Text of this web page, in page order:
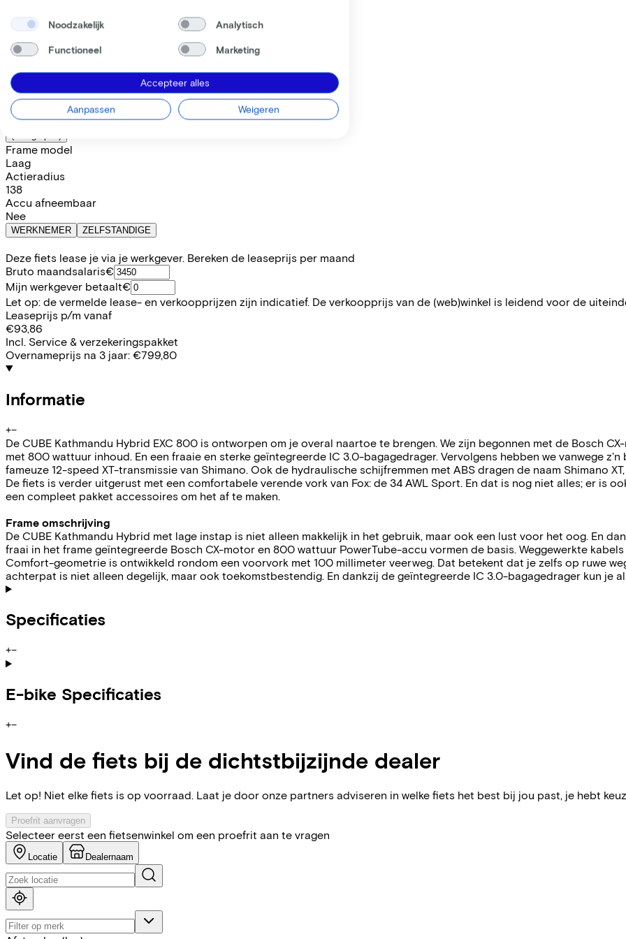
Prijs €3.999,00
Bespaar €825,54 t.o.v. koop.
Lees meer over zakelijk leasen.
Frame model
LaagMiddenHoog
Beschikbare kleuren
Batterij opties
Frame model
Laag
Actieradius
138
Accu afneembaar
Nee
WERKNEMER ZELFSTANDIGE
Deze fiets lease je via je werkgever. Bereken de leaseprijs per maand
Bruto maandsalaris€
Mijn werkgever betaalt€
Let op: de vermelde lease- en verkoopprijzen zijn indicatief. De verkoopprijs van de (web)winkel is leidend voor de
Leaseprijs p/m vanaf
€93,86
Incl. Service & verzekeringspakket
Overnameprijs na 3 jaar: €799,80
Informatie
+−
De CUBE Kathmandu Hybrid EXC 800 is ontworpen om je overal naartoe te brengen. We zijn begonnen met de Bosch
met 800 wattuur inhoud. En een fraaie en sterke geïntegreerde IC 3.0-bagagedrager. Vervolgens hebben we vanwege
fameuze 12-speed XT-transmissie van Shimano. Ook de hydraulische schijfremmen met ABS dragen de naam Shimano
De fiets is verder uitgerust met een comfortabele verende vork van Fox: de 34 AWL Sport. En dat is nog niet alles; er is
een compleet pakket accessoires om het af te maken.
Frame omschrijving
De CUBE Kathmandu Hybrid met lage instap is niet alleen makkelijk in het gebruik, maar ook een lust voor het oog. En
fraai in het frame geïntegreerde Bosch CX-motor en 800 wattuur PowerTube-accu vormen de basis. Weggewerkte
Comfort-geometrie is ontwikkeld rondom een voorvork met 100 millimeter veerweg. Dat betekent dat je zelfs op ruwe
achterpat is niet alleen degelijk, maar ook toekomstbestendig. En dankzij de geïntegreerde IC 3.0-bagagedrager kun je
Specificaties
+−
E-bike Specificaties
+−
Vind de fiets bij de dichtstbijzijnde dealer
Let op! Niet elke fiets is op voorraad. Laat je door onze partners adviseren in welke fiets het best bij jou past, je hebt
Proefrit aanvragen
Selecteer eerst een fietsenwinkel om een proefrit aan te vragen
Locatie Dealernaam
Noodzakelijk Analytisch
Functioneel Marketing
Accepteer alles
Aanpassen Weigeren